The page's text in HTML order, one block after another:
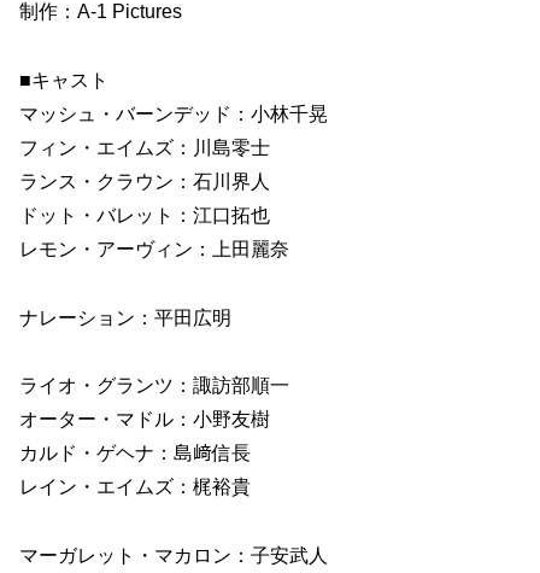
制作：A-1 Pictures
■キャスト
マッシュ・バーンデッド：小林千晃
フィン・エイムズ：川島零士
ランス・クラウン：石川界人
ドット・バレット：江口拓也
レモン・アーヴィン：上田麗奈
ナレーション：平田広明
ライオ・グランツ：諏訪部順一
オーター・マドル：小野友樹
カルド・ゲヘナ：島﨑信長
レイン・エイムズ：梶裕貴
マーガレット・マカロン：子安武人